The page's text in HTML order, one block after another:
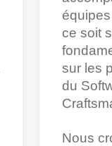
ce soit
sur les
du
Nous